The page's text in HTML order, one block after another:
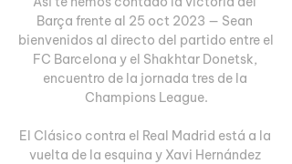
Barça frente al 25 oct 2023 — Sean
bienvenidos al directo del partido entre el
FC Barcelona y el Shakhtar Donetsk,
encuentro de la jornada tres de la
Champions League.
El Clásico contra el Real Madrid está a la
vuelta de la esquina y Xavi Hernández